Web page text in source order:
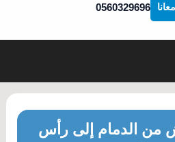
0560329696
الدمام إلى رأس